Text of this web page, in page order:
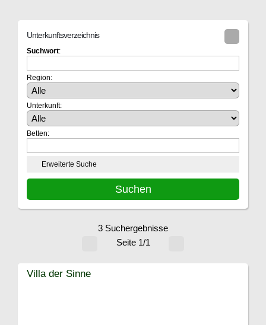
Unterkunftsverzeichnis
Suchwort:
Region:
Unterkunft:
Betten:
Erweiterte Suche
3 Suchergebnisse
Seite 1/1
Villa der Sinne